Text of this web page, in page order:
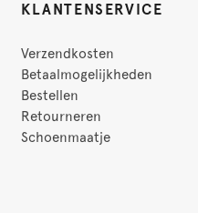
KLANTENSERVICE
Verzendkosten
Betaalmogelijkheden
Bestellen
Retourneren
Schoenmaatje